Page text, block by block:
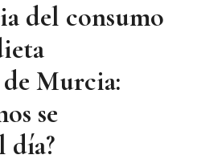
del consumo
Murcia:
se
día?